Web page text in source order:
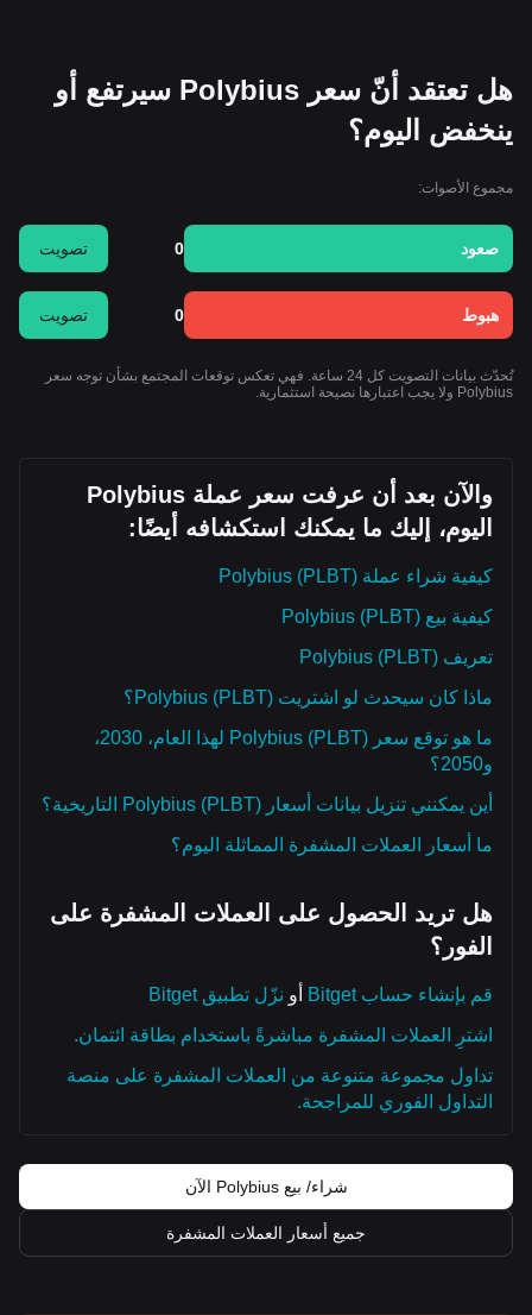
هل تعتقد أنّ سعر Polybius سيرتفع أو
ينخفض اليوم؟
مجموع الأصوات:
صعود 0 تصويت
هبوط 0 تصويت
تُحدّث بيانات التصويت كل 24 ساعة. فهي تعكس توقعات المجتمع بشأن توجه سعر
Polybius ولا يجب اعتبارها نصيحة استثمارية.
والآن بعد أن عرفت سعر عملة Polybius
اليوم، إليك ما يمكنك استكشافه أيضًا:
كيفية شراء عملة Polybius (PLBT)
كيفية بيع Polybius (PLBT)
تعريف Polybius (PLBT)
ماذا كان سيحدث لو اشتريت Polybius (PLBT)؟
ما هو توقع سعر Polybius (PLBT) لهذا العام، 2030،
و2050؟
أين يمكنني تنزيل بيانات أسعار Polybius (PLBT) التاريخية؟
ما أسعار العملات المشفرة المماثلة اليوم؟
هل تريد الحصول على العملات المشفرة على
الفور؟
قم بإنشاء حساب Bitget أو نزّل تطبيق Bitget
اشترِ العملات المشفرة مباشرةً باستخدام بطاقة ائتمان.
تداول مجموعة متنوعة من العملات المشفرة على منصة
التداول الفوري للمراجحة.
شراء/ بيع Polybius الآن
جميع أسعار العملات المشفرة